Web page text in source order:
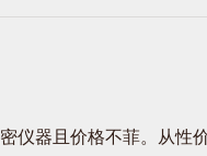
仪器且价格不菲。从性